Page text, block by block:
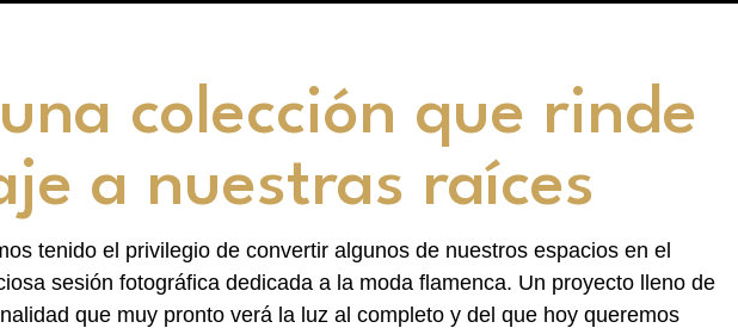
colección que rinde
a nuestras raíces
tenido el privilegio de convertir algunos de nuestros espacios en el
sesión fotográfica dedicada a la moda flamenca. Un proyecto lleno de
que muy pronto verá la luz al completo y del que hoy queremos